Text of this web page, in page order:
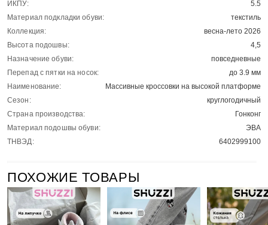
ИКПУ:
5.5
Материал подкладки обуви:
текстиль
Коллекция:
весна-лето 2026
Высота подошвы:
4,5
Назначение обуви:
повседневные
Перепад с пятки на носок:
до 3.9 мм
Наименование:
Массивные кроссовки на высокой платформе
Сезон:
круглогодичный
Страна производства:
Гонконг
Материал подошвы обуви:
ЭВА
ТНВЭД:
6402999100
ПОХОЖИЕ ТОВАРЫ